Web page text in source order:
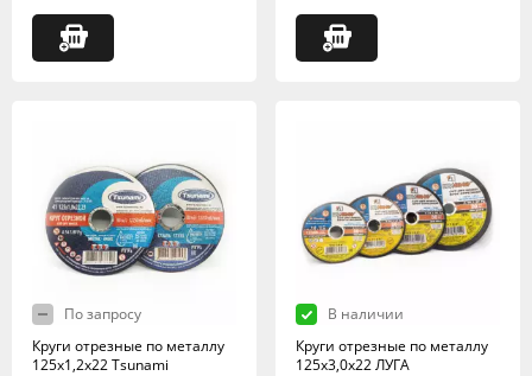
По запросу
Круги отрезные по металлу
125х1,2х22 Tsunami
В наличии
Круги отрезные по металлу
125х3,0х22 ЛУГА